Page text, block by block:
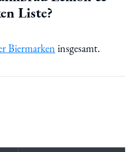
Liste?
Biermarken insgesamt.